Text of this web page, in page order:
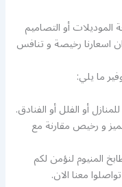
أو التصاميم
اسعارنا رخيصة و تنافس
ما يلي:
أو الفلل أو الفنادق.
و رخيص مقارنة مع
المنيوم لنؤمن لكم
معنا الان.